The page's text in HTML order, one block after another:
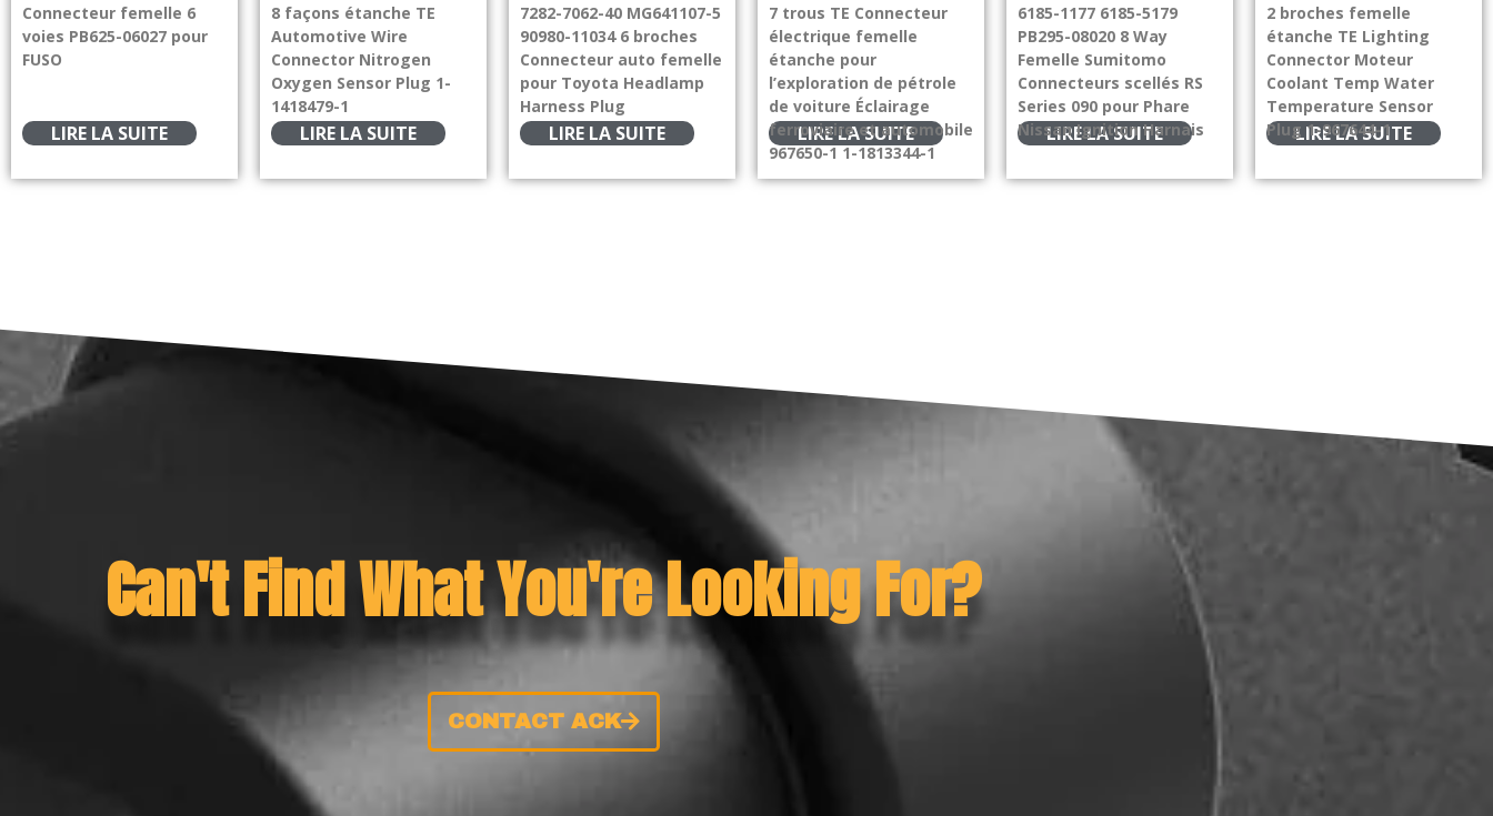
Connecteur femelle 6
voies PB625-06027 pour
FUSO
LIRE LA SUITE
8 façons étanche TE
Automotive Wire
Connector Nitrogen
Oxygen Sensor Plug 1-
1418479-1
LIRE LA SUITE
7282-7062-40 MG641107-5
90980-11034 6 broches
Connecteur auto femelle
pour Toyota Headlamp
Harness Plug
LIRE LA SUITE
7 trous TE Connecteur
électrique femelle
étanche pour
l’exploration de pétrole
de voiture Éclairage
ferroviaire et automobile
967650-1 1-1813344-1
LIRE LA SUITE
6185-1177 6185-5179
PB295-08020 8 Way
Femelle Sumitomo
Connecteurs scellés RS
Series 090 pour Phare
Nissan Ignition Harnais
LIRE LA SUITE
2 broches femelle
étanche TE Lighting
Connector Moteur
Coolant Temp Water
Temperature Sensor
Plug 1-967644-1
LIRE LA SUITE
Can't Find What You're Looking For?
CONTACT ACK